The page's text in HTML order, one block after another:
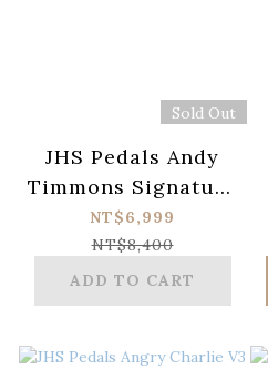
Sold Out
JHS Pedals Andy
Timmons Signature
Overdrive AT+
NT$6,999
NT$8,400
ADD TO CART